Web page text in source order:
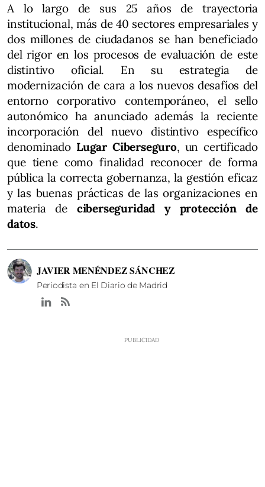
A lo largo de sus 25 años de trayectoria
institucional, más de 40 sectores empresariales y
dos millones de ciudadanos se han beneficiado
del rigor en los procesos de evaluación de este
distintivo oficial. En su estrategia de
modernización de cara a los nuevos desafíos del
entorno corporativo contemporáneo, el sello
autonómico ha anunciado además la reciente
incorporación del nuevo distintivo específico
denominado Lugar Ciberseguro, un certificado
que tiene como finalidad reconocer de forma
pública la correcta gobernanza, la gestión eficaz
y las buenas prácticas de las organizaciones en
materia de ciberseguridad y protección de
datos.
JAVIER MENÉNDEZ SÁNCHEZ
Periodista en El Diario de Madrid